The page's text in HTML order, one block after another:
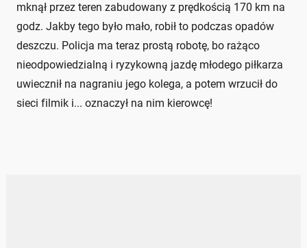
mknął przez teren zabudowany z prędkością 170 km na
godz. Jakby tego było mało, robił to podczas opadów
deszczu. Policja ma teraz prostą robotę, bo rażąco
nieodpowiedzialną i ryzykowną jazdę młodego piłkarza
uwiecznił na nagraniu jego kolega, a potem wrzucił do
sieci filmik i... oznaczył na nim kierowcę!